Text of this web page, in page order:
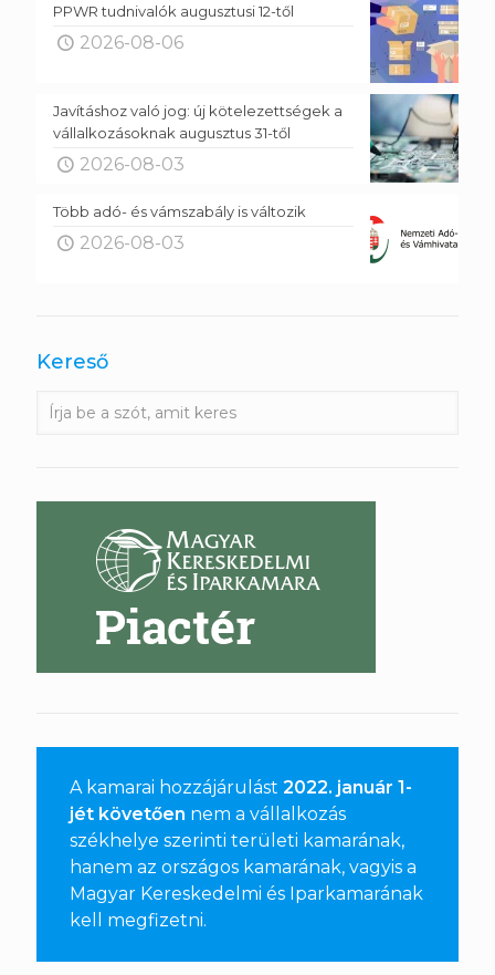
PPWR tudnivalók augusztusi 12-től
2026-08-06
Javításhoz való jog: új kötelezettségek a
vállalkozásoknak augusztus 31-től
2026-08-03
Több adó- és vámszabály is változik
2026-08-03
Kereső
A kamarai hozzájárulást 2022. január 1-
jét követően nem a vállalkozás
székhelye szerinti területi kamarának,
hanem az országos kamarának, vagyis a
Magyar Kereskedelmi és Iparkamarának
kell megfizetni.